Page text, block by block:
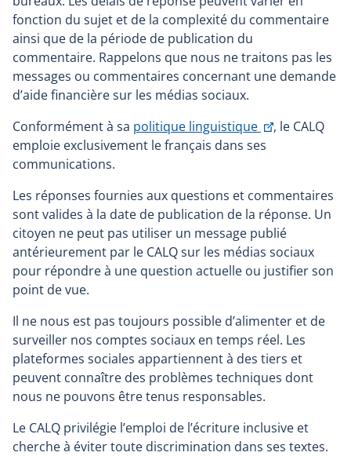
fonction du sujet et de la complexité du commentaire
ainsi que de la période de publication du
commentaire. Rappelons que nous ne traitons pas les
messages ou commentaires concernant une demande
d’aide financière sur les médias sociaux.
Conformément à sa politique linguistique
This
in
a
new
window
, le CALQ
emploie exclusivement le français dans ses
communications.
Les réponses fournies aux questions et commentaires
sont valides à la date de publication de la réponse. Un
citoyen ne peut pas utiliser un message publié
antérieurement par le CALQ sur les médias sociaux
pour répondre à une question actuelle ou justifier son
point de vue.
Il ne nous est pas toujours possible d’alimenter et de
surveiller nos comptes sociaux en temps réel. Les
plateformes sociales appartiennent à des tiers et
peuvent connaître des problèmes techniques dont
nous ne pouvons être tenus responsables.
Le CALQ privilégie l’emploi de l’écriture inclusive et
cherche à éviter toute discrimination dans ses textes.